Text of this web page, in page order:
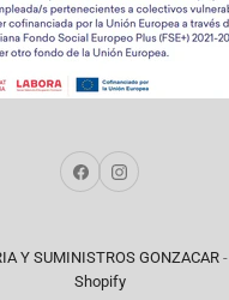
FacebookInstagram
Y SUMINISTROS GONZACAR-
Shopify